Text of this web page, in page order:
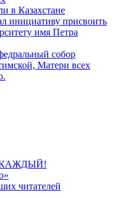
в Казахстане
инициативу присвоить
имя Петра
собор
Матери всех
читателей